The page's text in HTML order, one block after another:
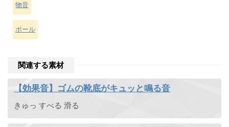
物音
ボール
関連する素材
【効果音】ゴムの靴底がキュッと鳴る音
きゅっ すべる 滑る